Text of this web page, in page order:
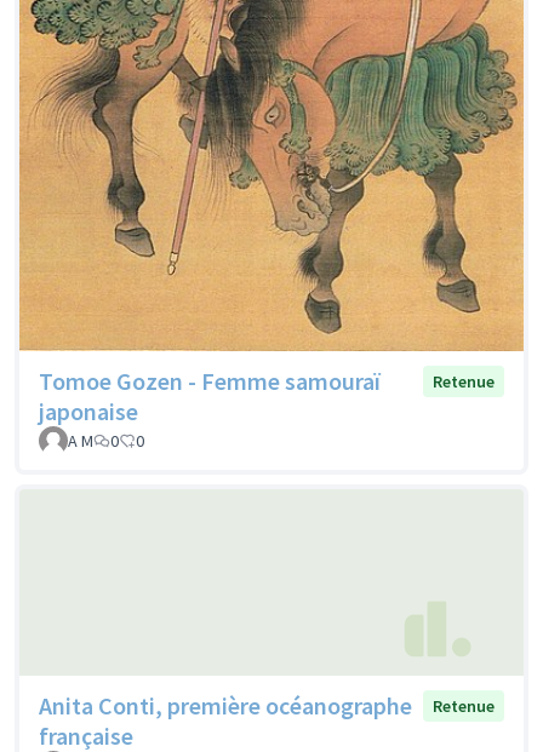
Tomoe Gozen - Femme samouraï
japonaise
Retenue
A M 0 0
Anita Conti, première océanographe
française
Retenue